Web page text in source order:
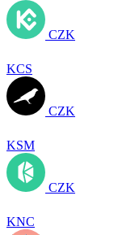
CZK
KCS
CZK
KSM
CZK
KNC